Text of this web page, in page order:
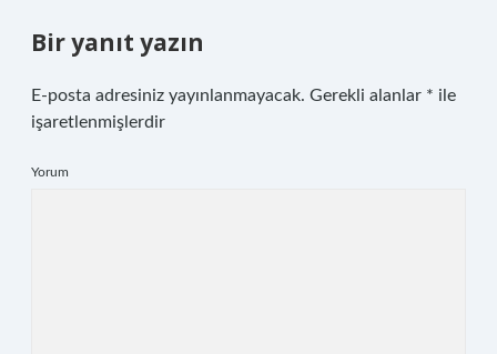
Bir yanıt yazın
E-posta adresiniz yayınlanmayacak. Gerekli alanlar * ile
işaretlenmişlerdir
Yorum